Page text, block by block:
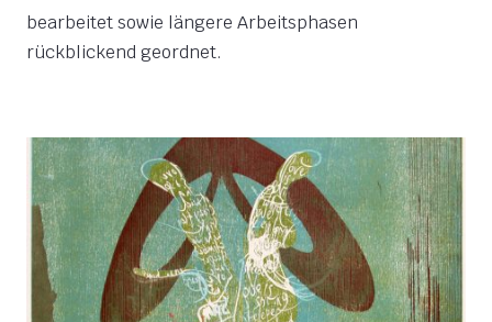
bearbeitet sowie längere Arbeitsphasen
rückblickend geordnet.